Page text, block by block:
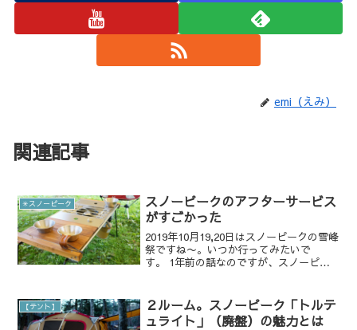
emi（えみ）
関連記事
✳︎スノーピーク
スノーピークのアフターサービス
がすごかった
2019年10月19,20日はスノーピークの雪峰
祭ですね〜。いつか行ってみたいで
す。 1年前の話なのですが、スノーピー
フターサービスがすごくよかった！とい
う内容をブロ...
【テント】
２ルーム。スノーピーク「トルテ
ュライト」（廃盤）の魅力とは